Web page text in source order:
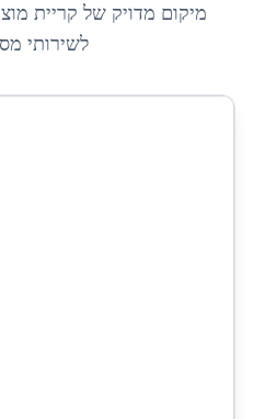
מיקום מדויק של קריית
לשירותי